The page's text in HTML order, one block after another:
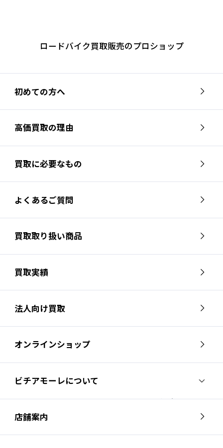
ロードバイク買取販売のプロショップ
初めての方へ
高価買取の理由
買取に必要なもの
よくあるご質問
買取取り扱い商品
買取実績
法人向け買取
オンラインショップ
ビチアモーレについて
ビチアモーレについて
スタッフ紹介
会社概要
店舗案内
芦屋店
南麻布店